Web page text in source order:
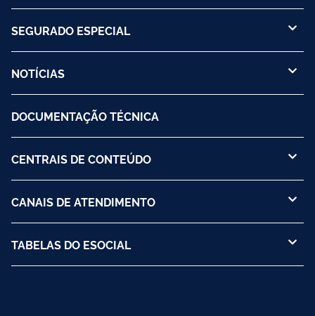
SEGURADO ESPECIAL
NOTÍCIAS
DOCUMENTAÇÃO TÉCNICA
CENTRAIS DE CONTEÚDO
CANAIS DE ATENDIMENTO
TABELAS DO ESOCIAL